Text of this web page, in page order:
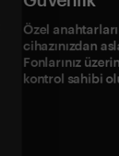
Özel
cihazınızdan
Fonlarınız
kontrol sahibi